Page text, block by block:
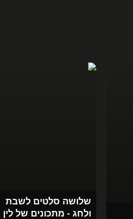
שלושה סלטים לשבת
ולחג - מתכונים של לין